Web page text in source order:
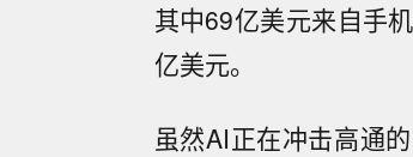
其中69亿美元来自手
亿美元。
虽然AI正在冲击高通